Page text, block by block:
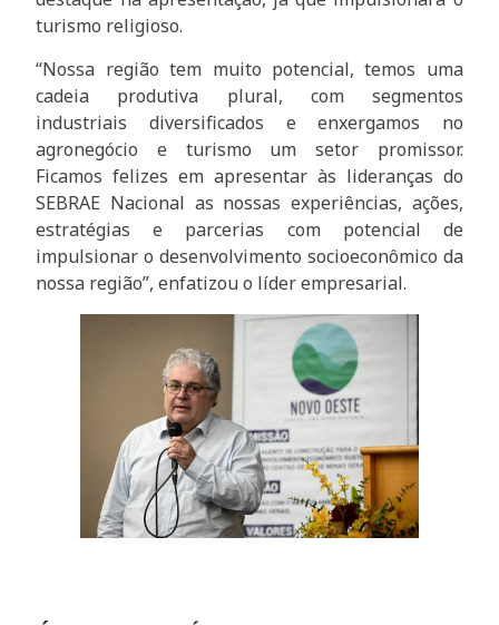
turismo religioso.
“Nossa região tem muito potencial, temos uma
cadeia produtiva plural, com segmentos
industriais diversificados e enxergamos no
agronegócio e turismo um setor promissor.
Ficamos felizes em apresentar às lideranças do
SEBRAE Nacional as nossas experiências, ações,
estratégias e parcerias com potencial de
impulsionar o desenvolvimento socioeconômico da
nossa região”, enfatizou o líder empresarial.